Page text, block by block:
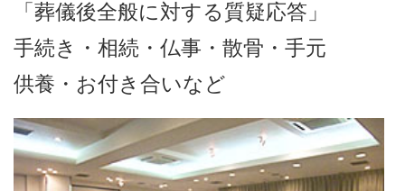
「葬儀後全般に対する質疑応答」
手続き・相続・仏事・散骨・手元
供養・お付き合いなど